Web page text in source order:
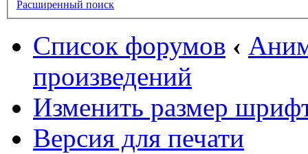
Расширенный поиск
Список форумов ‹
произведений
Изменить размер
Версия для печати